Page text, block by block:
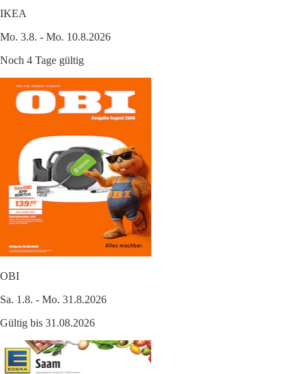
IKEA
Mo. 3.8. - Mo. 10.8.2026
Noch 4 Tage gültig
OBI
Sa. 1.8. - Mo. 31.8.2026
Gültig bis 31.08.2026